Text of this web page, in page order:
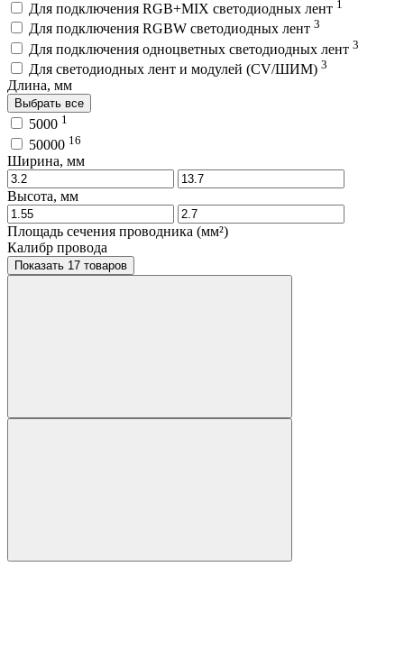
Для подключения RGB+MIX светодиодных лент 1
Для подключения RGBW светодиодных лент 3
Для подключения одноцветных светодиодных лент 3
Для светодиодных лент и модулей (CV/ШИМ) 3
Длина, мм
Выбрать все
5000 1
50000 16
Ширина, мм
Высота, мм
Площадь сечения проводника (мм²)
Калибр провода
Показать 17 товаров